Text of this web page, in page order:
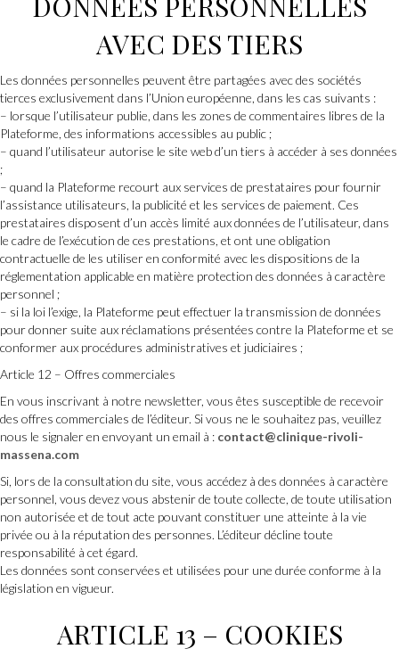
AVEC DES TIERS
Les données personnelles peuvent être partagées avec des sociétés
tierces exclusivement dans l’Union européenne, dans les cas suivants :
– lorsque l’utilisateur publie, dans les zones de commentaires libres de la
Plateforme, des informations accessibles au public ;
– quand l’utilisateur autorise le site web d’un tiers à accéder à ses données
;
– quand la Plateforme recourt aux services de prestataires pour fournir
l’assistance utilisateurs, la publicité et les services de paiement. Ces
prestataires disposent d’un accès limité aux données de l’utilisateur, dans
le cadre de l’exécution de ces prestations, et ont une obligation
contractuelle de les utiliser en conformité avec les dispositions de la
réglementation applicable en matière protection des données à caractère
personnel ;
– si la loi l’exige, la Plateforme peut effectuer la transmission de données
pour donner suite aux réclamations présentées contre la Plateforme et se
conformer aux procédures administratives et judiciaires ;
Article 12 – Offres commerciales
En vous inscrivant à notre newsletter, vous êtes susceptible de recevoir
des offres commerciales de l’éditeur. Si vous ne le souhaitez pas, veuillez
nous le signaler en envoyant un email à : contact@clinique-rivoli-
massena.com
Si, lors de la consultation du site, vous accédez à des données à caractère
personnel, vous devez vous abstenir de toute collecte, de toute utilisation
non autorisée et de tout acte pouvant constituer une atteinte à la vie
privée ou à la réputation des personnes. L’éditeur décline toute
responsabilité à cet égard.
Les données sont conservées et utilisées pour une durée conforme à la
législation en vigueur.
ARTICLE 13 – COOKIES